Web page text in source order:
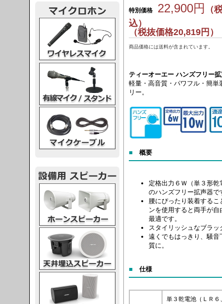
特別価格 22,900円 （
込）
（税抜価格20,819円）
商品価格には送料が含まれています。
ティーオーエー ハンズフリー
軽量・高音質・パワフル・簡
リー。
■ 概要
定格出力６Ｗ（単３形
のハンズフリー拡声器で
腰にぴったり装着する
ンを使用すると両手が
最適です。
スタイリッシュなブラッ
遠くでもはっきり、騒
質に。
■ 仕様
単３乾電池（ＬＲ